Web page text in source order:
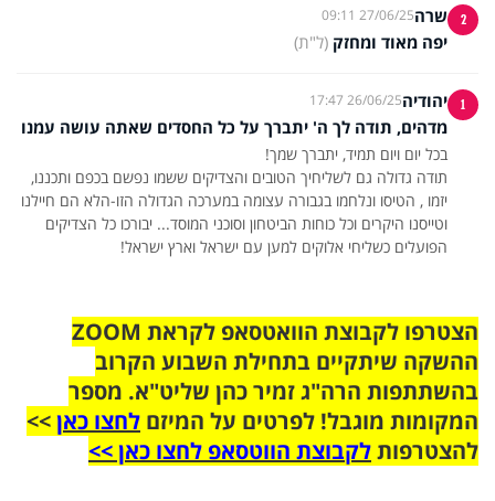
2 שרה27/06/25 09:11
יפה מאוד ומחזק (ל"ת)
1 יהודיה26/06/25 17:47
מדהים, תודה לך ה' יתברך על כל החסדים שאתה עושה עמנו
תודה גדולה גם לשליחיך הטובים והצדיקים ששמו נפשם בכפם ותכננו,
יזמו , הטיסו ונלחמו בגבורה עצומה במערכה הגדולה הזו-הלא הם חיילנו
וטייסנו היקרים וכל כוחות הביטחון וסוכני המוסד... יבורכו כל הצדיקים
הפועלים כשליחי אלוקים למען עם ישראל וארץ ישראל!
הצטרפו לקבוצת הוואטסאפ לקראת ZOOM
ההשקה שיתקיים בתחילת השבוע הקרוב
בהשתתפות הרה"ג זמיר כהן שליט"א. מספר
המקומות מוגבל! לפרטים על המיזם לחצו כאן>>
להצטרפותלקבוצת הווטסאפ לחצו כאן >>